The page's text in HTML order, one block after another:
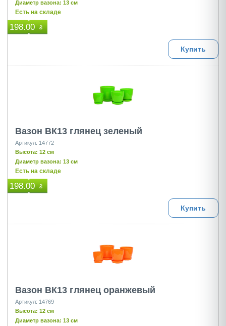
Диаметр вазона: 13 см
Есть на складе
198.00 ₴
Купить
Вазон ВК13 глянец зеленый
Артикул: 14772
Высота: 12 см
Диаметр вазона: 13 см
Есть на складе
198.00 ₴
Купить
Вазон ВК13 глянец оранжевый
Артикул: 14769
Высота: 12 см
Диаметр вазона: 13 см